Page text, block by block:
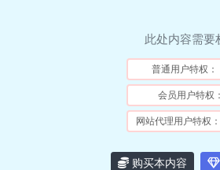
此处内容需要
普通用户特权：
会员用户特权：
网站代理用户特权：
购买本内容